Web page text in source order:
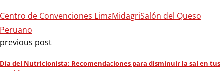
Centro de Convenciones LimaMidagriSalón del Queso
Peruano
previous post
Día del Nutricionista: Recomendaciones para disminuir la sal en tus